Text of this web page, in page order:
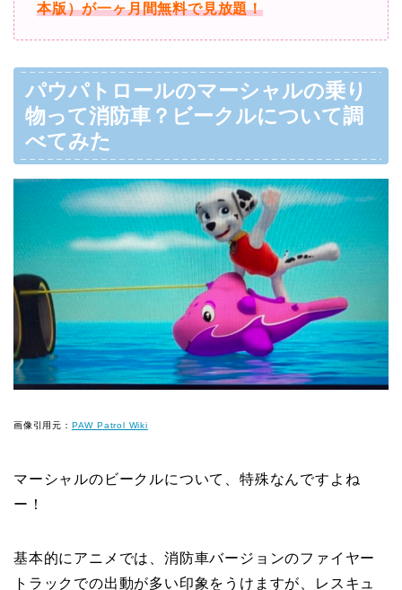
本版）が一ヶ月間無料で見放題！
パウパトロールのマーシャルの乗り
物って消防車？ビークルについて調
べてみた
画像引用元： PAW Patrol Wiki
マーシャルのビークルについて、特殊なんですよね
ー！
基本的にアニメでは、消防車バージョンのファイヤー
トラックでの出動が多い印象をうけますが、レスキュ